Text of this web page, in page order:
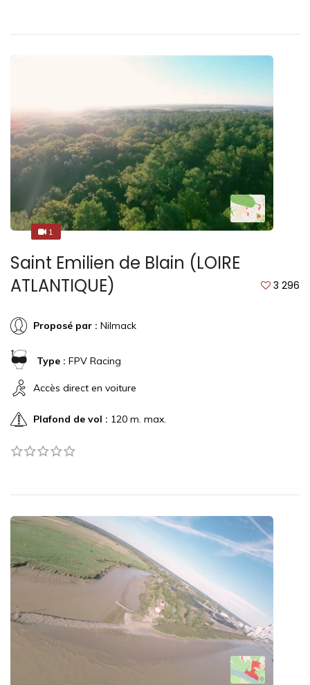
1
1
Saint Emilien de Blain (LOIRE
ATLANTIQUE)
3 296
Proposé par : Nilmack
Type : FPV Racing
Accès direct en voiture
Plafond de vol : 120 m. max.